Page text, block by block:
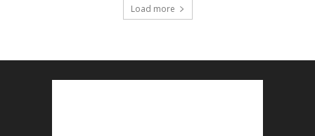
Load more